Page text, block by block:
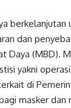
berkelanjutan
dan
Daya (MBD).
yakni
di
masker dan